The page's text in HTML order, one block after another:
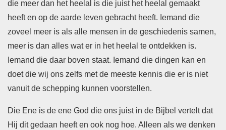
die meer dan het heelal is die juist het heelal gemaakt
heeft en op de aarde leven gebracht heeft. Iemand die
zoveel meer is als alle mensen in de geschiedenis samen,
meer is dan alles wat er in het heelal te ontdekken is.
Iemand die daar boven staat. Iemand die dingen kan en
doet die wij ons zelfs met de meeste kennis die er is niet
vanuit de schepping kunnen voorstellen.
Die Ene is de ene God die ons juist in de Bijbel vertelt dat
Hij dit gedaan heeft en ook nog hoe. Alleen als we denken